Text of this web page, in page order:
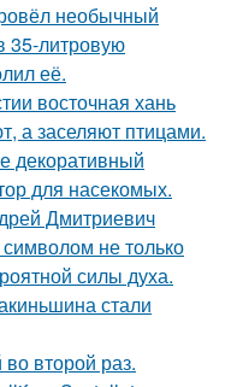
необычный
35-литровую
её.
восточная хань
а заселяют птицами.
декоративный
для насекомых.
Дмитриевич
не только
силы духа.
стали
второй раз.